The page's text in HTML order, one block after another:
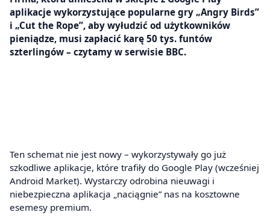
aplikacje wykorzystujące popularne gry „Angry Birds”
i „Cut the Rope”, aby wyłudzić od użytkowników
pieniądze, musi zapłacić karę 50 tys. funtów
szterlingów – czytamy w serwisie BBC.
Ten schemat nie jest nowy – wykorzystywały go już
szkodliwe aplikacje, które trafiły do Google Play (wcześniej
Android Market). Wystarczy odrobina nieuwagi i
niebezpieczna aplikacja „naciągnie” nas na kosztowne
esemesy premium.